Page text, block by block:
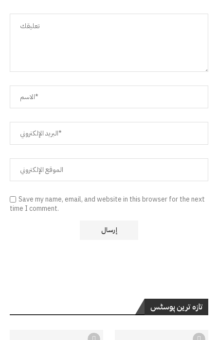
Save my name, email, and website in this browser for the next
time I comment.
تازہ ترین پوسٹس